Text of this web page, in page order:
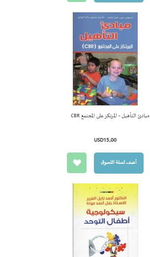
مبادئ التأهيل - المرتكز على المجتمع CBR
USD15٫00
أضف لسلة التسوق